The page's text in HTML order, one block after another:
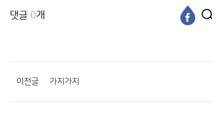
댓글 0개
이전글 가지가지